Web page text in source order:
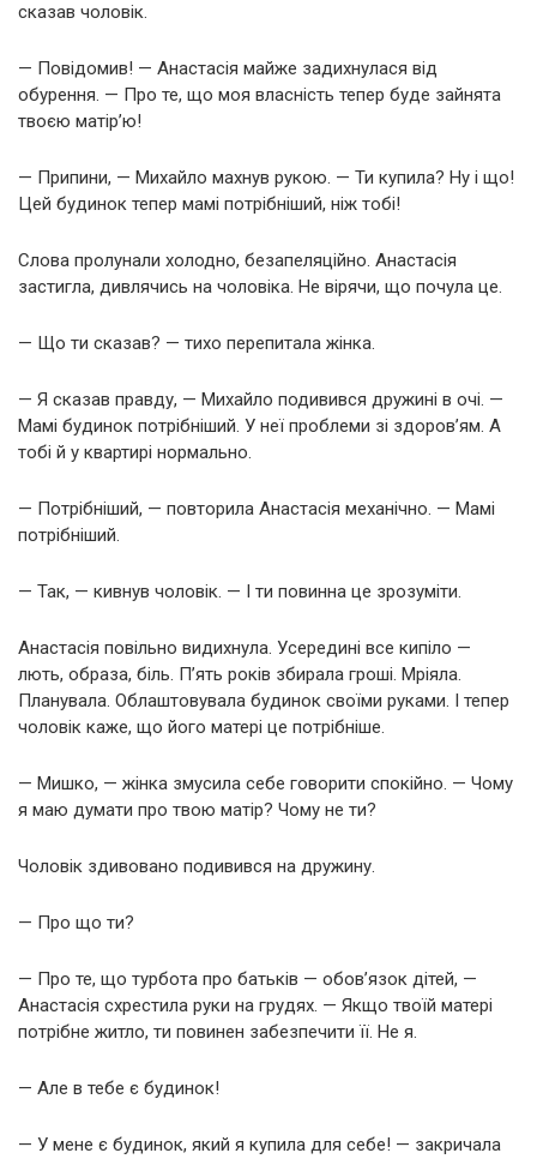
сказав чоловік.
— Повідомив! — Анастасія майже задихнулася від
обурення. — Про те, що моя власність тепер буде зайнята
твоєю матір’ю!
— Припини, — Михайло махнув рукою. — Ти купила? Ну і що!
Цей будинок тепер мамі потрібніший, ніж тобі!
Слова пролунали холодно, безапеляційно. Анастасія
застигла, дивлячись на чоловіка. Не вірячи, що почула це.
— Що ти сказав? — тихо перепитала жінка.
— Я сказав правду, — Михайло подивився дружині в очі. —
Мамі будинок потрібніший. У неї проблеми зі здоров’ям. А
тобі й у квартирі нормально.
— Потрібніший, — повторила Анастасія механічно. — Мамі
потрібніший.
— Так, — кивнув чоловік. — І ти повинна це зрозуміти.
Анастасія повільно видихнула. Усередині все кипіло —
лють, образа, біль. П’ять років збирала гроші. Мріяла.
Планувала. Облаштовувала будинок своїми руками. І тепер
чоловік каже, що його матері це потрібніше.
— Мишко, — жінка змусила себе говорити спокійно. — Чому
я маю думати про твою матір? Чому не ти?
Чоловік здивовано подивився на дружину.
— Про що ти?
— Про те, що турбота про батьків — обов’язок дітей, —
Анастасія схрестила руки на грудях. — Якщо твоїй матері
потрібне житло, ти повинен забезпечити її. Не я.
— Але в тебе є будинок!
— У мене є будинок, який я купила для себе! — закричала